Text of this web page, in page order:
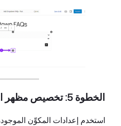
الخطوة 5: تخصيص مظهر التبديل وسلوكه
استخدم إعدادات المكوِّن